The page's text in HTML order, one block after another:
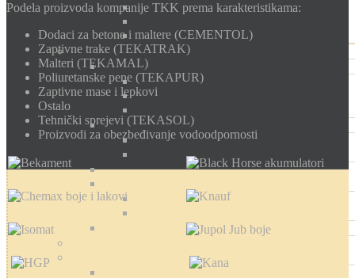
Podela proizvoda kompanije TKK prema karakteristikama:
Dodaci za betone i maltere (CEMENTOL)
Zaptivne trake (TEKATRAK)
Malteri (TEKAMAL)
Poliuretanske pene (TEKAPUR)
Zaptivne mase i lepkovi
Ostalo
Tehnički sprejevi (TEKASOL)
Proizvodi za obezbeđivanje vodoodpornosti